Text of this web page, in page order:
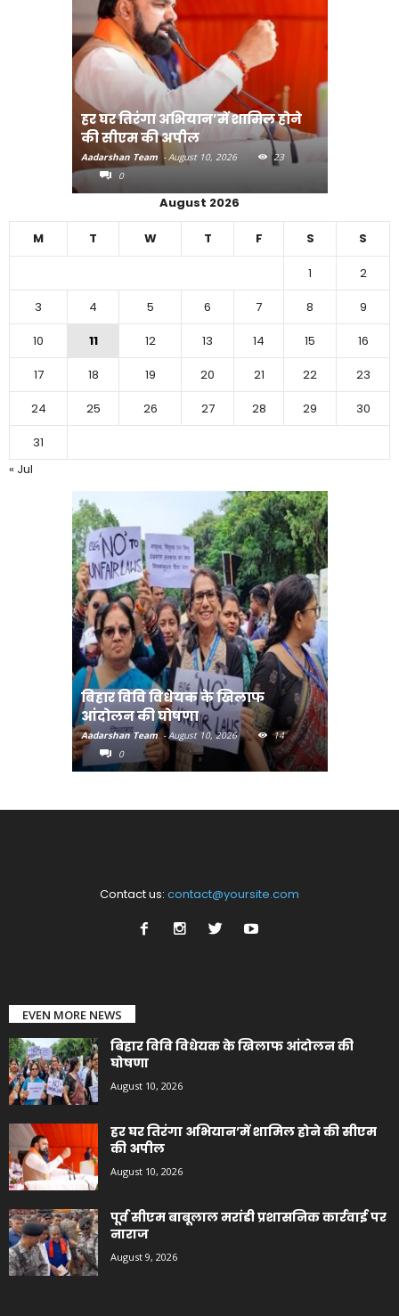
हर घर तिरंगा अभियान’में शामिल होने
की सीएम की अपील
Aadarshan Team - August 10, 2026
23
0
August 2026
M T W T F S S
1
2
3
4 5 6 7 8
9
10
11 12 13 14 15
16
17
18 19 20 21 22
23
24
25 26 27 28 29
30
31
« Jul
बिहार विवि विधेयक के खिलाफ
आंदोलन की घोषणा
Aadarshan Team - August 10, 2026
14
0
Contact us: contact@yoursite.com
EVEN MORE NEWS
बिहार विवि विधेयक के खिलाफ आंदोलन की
घोषणा
August 10, 2026
हर घर तिरंगा अभियान’में शामिल होने की सीएम
की अपील
August 10, 2026
पूर्व सीएम बाबूलाल मरांडी प्रशासनिक कार्रवाई पर
नाराज
August 9, 2026